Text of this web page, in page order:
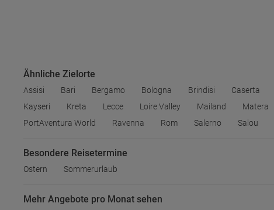
Ähnliche Zielorte
Assisi Bari Bergamo Bologna Brindisi Caserta
Kayseri
Kreta Lecce Loire Valley Mailand Matera
PortAventura World
Ravenna Rom Salerno Salou
Besondere Reisetermine
Ostern Sommerurlaub
Mehr Angebote pro Monat sehen